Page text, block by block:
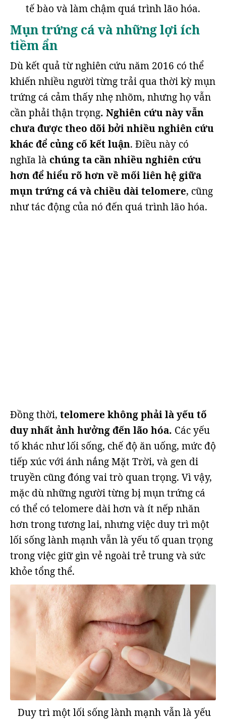
tế bào và làm chậm quá trình lão hóa.
Mụn trứng cá và những lợi ích
tiềm ẩn
Dù kết quả từ nghiên cứu năm 2016 có thể
khiến nhiều người từng trải qua thời kỳ mụn
trứng cá cảm thấy nhẹ nhõm, nhưng họ vẫn
cần phải thận trọng. Nghiên cứu này vẫn
chưa được theo dõi bởi nhiều nghiên cứu
khác để củng cố kết luận. Điều này có
nghĩa là chúng ta cần nhiều nghiên cứu
hơn để hiểu rõ hơn về mối liên hệ giữa
mụn trứng cá và chiều dài telomere, cũng
như tác động của nó đến quá trình lão hóa.
Đồng thời, telomere không phải là yếu tố
duy nhất ảnh hưởng đến lão hóa. Các yếu
tố khác như lối sống, chế độ ăn uống, mức độ
tiếp xúc với ánh nắng Mặt Trời, và gen di
truyền cũng đóng vai trò quan trọng. Vì vậy,
mặc dù những người từng bị mụn trứng cá
có thể có telomere dài hơn và ít nếp nhăn
hơn trong tương lai, nhưng việc duy trì một
lối sống lành mạnh vẫn là yếu tố quan trọng
trong việc giữ gìn vẻ ngoài trẻ trung và sức
khỏe tổng thể.
Duy trì một lối sống lành mạnh vẫn là yếu